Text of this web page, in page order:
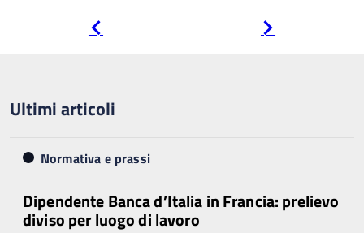
Ultimi articoli
Normativa e prassi
Dipendente Banca d’Italia in Francia: prelievo
diviso per luogo di lavoro